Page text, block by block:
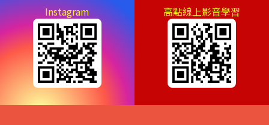
Instagram 高點線上影音學習